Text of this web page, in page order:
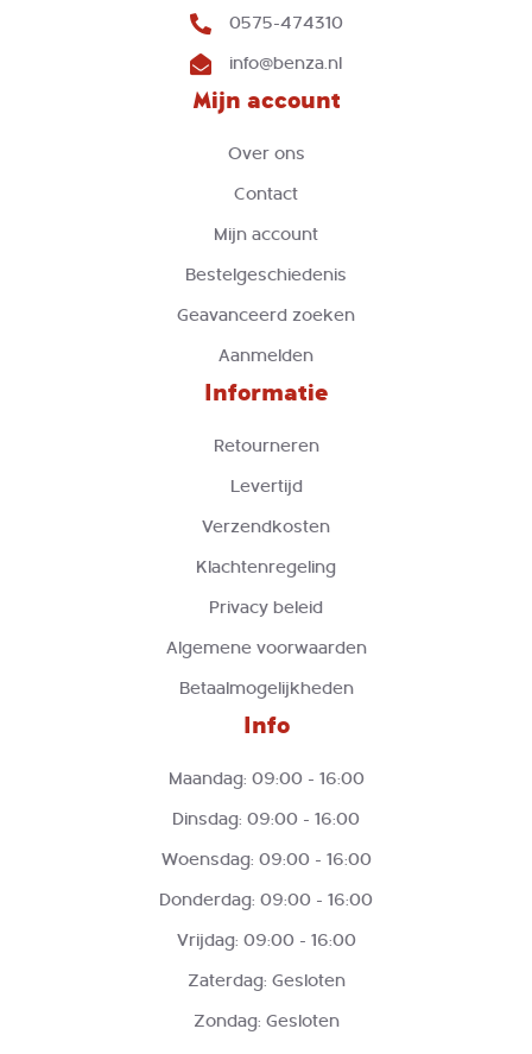
0575-474310
info@benza.nl
Mijn account
Over ons
Contact
Mijn account
Bestelgeschiedenis
Geavanceerd zoeken
Aanmelden
Informatie
Retourneren
Levertijd
Verzendkosten
Klachtenregeling
Privacy beleid
Algemene voorwaarden
Betaalmogelijkheden
Info
Maandag: 09:00 - 16:00
Dinsdag: 09:00 - 16:00
Woensdag: 09:00 - 16:00
Donderdag: 09:00 - 16:00
Vrijdag: 09:00 - 16:00
Zaterdag: Gesloten
Zondag: Gesloten